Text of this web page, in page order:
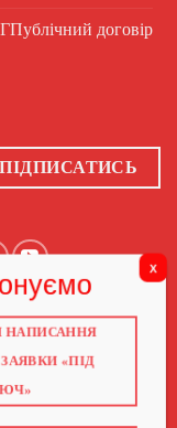
Публічний договір
ПІДПИСАТИСЬ
НАПИСАННЯ
«ПІД